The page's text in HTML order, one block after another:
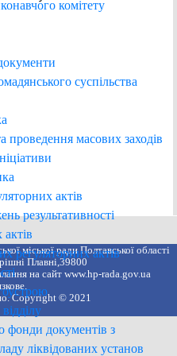
комітету
суспільства
проведення масових заходів
актів
результативності
регуляторних актів
фонди документів з
ліквідованих установ
міської ради Полтавської області
Плавні,39800
на сайт www.hp-rada.gov.ua
Copyright © 2021